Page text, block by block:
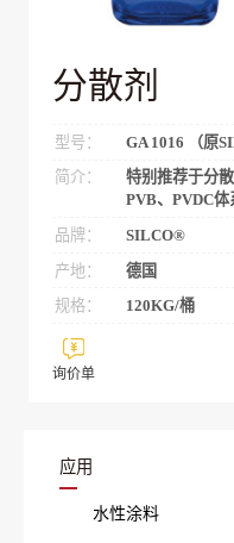
分散剂
型号：
GA 1016 （原
简介：
特别推荐于分
PVB、PVDC
品牌：
SILCO®
产地：
德国
规格：
120KG/桶
询价单
应用
水性涂料